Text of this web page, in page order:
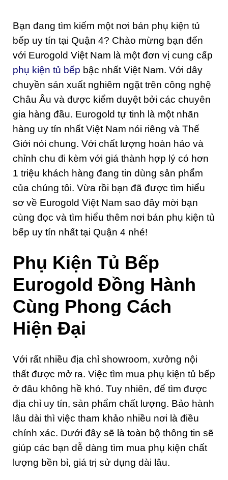
Bạn đang tìm kiếm một nơi bán phụ kiện tủ
bếp uy tín tại Quận 4? Chào mừng bạn đến
với Eurogold Việt Nam là một đơn vị cung cấp
phụ kiện tủ bếp bậc nhất Việt Nam. Với dây
chuyền sản xuất nghiêm ngặt trên công nghệ
Châu Âu và được kiểm duyệt bởi các chuyên
gia hàng đầu. Eurogold tự tinh là một nhãn
hàng uy tín nhất Việt Nam nói riêng và Thế
Giới nói chung. Với chất lượng hoàn hảo và
chỉnh chu đi kèm với giá thành hợp lý có hơn
1 triệu khách hàng đang tin dùng sản phẩm
của chúng tôi. Vừa rồi bạn đã được tìm hiểu
sơ về Eurogold Việt Nam sao đây mời bạn
cùng đọc và tìm hiểu thêm nơi bán phụ kiện tủ
bếp uy tín nhất tại Quận 4 nhé!
Phụ Kiện Tủ Bếp
Eurogold Đồng Hành
Cùng Phong Cách
Hiện Đại
Với rất nhiều địa chỉ showroom, xưởng nội
thất được mở ra. Việc tìm mua phụ kiện tủ bếp
ở đâu không hề khó. Tuy nhiên, để tìm được
địa chỉ uy tín, sản phẩm chất lượng. Bảo hành
lâu dài thì việc tham khảo nhiều nơi là điều
chính xác. Dưới đây sẽ là toàn bộ thông tin sẽ
giúp các bạn dễ dàng tìm mua phụ kiện chất
lượng bền bỉ, giá trị sử dụng dài lâu.